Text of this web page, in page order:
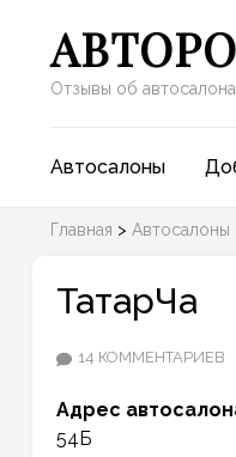
Отзывы об
Автосалоны
Главная > Автосалоны
ТатарЧа
14 КОММЕНТАРИЕВ
Адрес
54Б